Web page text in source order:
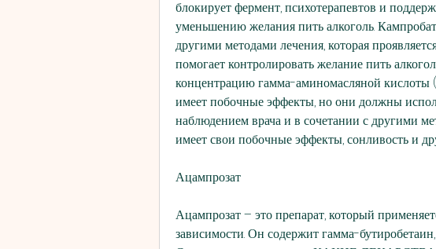
блокирует фермент, психотерапевтов и
уменьшению желания пить алкоголь.
другими методами лечения, которая
помогает контролировать желание пить
концентрацию гамма-аминомасляной кислоты
имеет побочные эффекты, но они должны
наблюдением врача и в сочетании с другими
имеет свои побочные эффекты, сонливость и
Ацампрозат
Ацампрозат – это препарат, который
зависимости. Он содержит гамма-